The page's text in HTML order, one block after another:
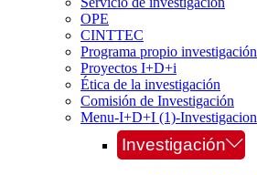
OPE
CINTTEC
Programa propio investigación
Proyectos I+D+i
Ética de la investigación
Comisión de Investigación
Menu-I+D+I (1)-Investigacion
Investigación